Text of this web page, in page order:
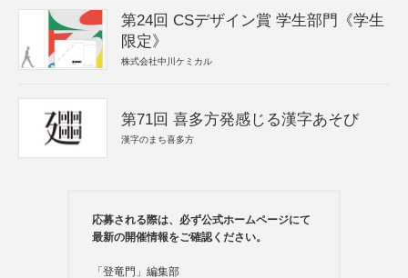
第24回 CSデザイン賞 学生部門《学生
限定》
株式会社中川ケミカル
第71回 喜多方発感じる漢字あそび
漢字のまち喜多方
応募される際は、必ず公式ホームページにて
最新の開催情報をご確認ください。
「登竜門」編集部